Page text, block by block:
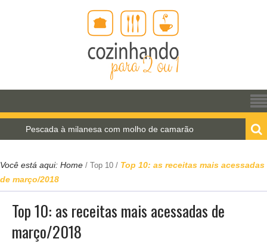
à milanesa com molho de camarão
Você está aqui: Home / Top 10 / Top 10: as receitas mais acessadas
de março/2018
Top 10: as receitas mais acessadas de
março/2018